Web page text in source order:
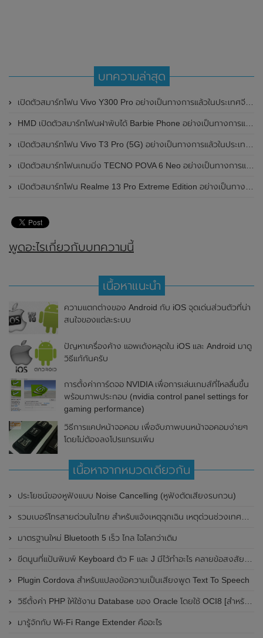
บทความล่าสุด
เปิดตัวสมาร์ทโฟน Vivo Y300 Pro อย่างเป็นทางการแล้วในประเทศจีน มาพร้อมดีไซน์พรีเมี่ยม ทนทาน และแบตเตอรี่สุดอึดขนาดใหญ่ 6,500mAh พร้อมรองรับการชาร์จไว 80W
HMD เปิดตัวสมาร์ทโฟนฝาพับได้ Barbie Phone อย่างเป็นทางการแล้ว มาพร้อมธีมสีชมพูสดใส
เปิดตัวสมาร์ทโฟน Vivo T3 Pro (5G) อย่างเป็นทางการแล้วในประเทศอินเดีย
เปิดตัวสมาร์ทโฟนเกมมิ่ง TECNO POVA 6 Neo อย่างเป็นทางการแล้วในประเทศไทย ในราคา 8,499 บาท
เปิดตัวสมาร์ทโฟน Realme 13 Pro Extreme Edition อย่างเป็นทางการแล้วในประเทศจีน
พูดอะไรเกี่ยวกับบทความนี้
เนื้อหาแนะนำ
ความแตกต่างของ Android กับ iOS จุดเด่นส่วนตัวที่น่า
สนใจของแต่ละระบบ
ปัญหาเครื่องค้าง แอพเด้งหลุดใน iOS และ Android มาดู
วิธีแก้กันครับ
การตั้งค่าการ์ดจอ NVIDIA เพื่อการเล่นเกมส์ที่ไหลลื่นขึ้น
พร้อมภาพประกอบ (nvidia control panel settings for
gaming performance)
วิธีการแคปหน้าจอคอม เพื่อจับภาพบนหน้าจอคอมง่ายๆ
โดยไม่ต้องลงโปรแกรมเพิ่ม
เนื้อหาจากหมวดเดียวกัน
ประโยชน์ของหูฟังแบบ Noise Cancelling (หูฟังตัดเสียงรบกวน)
รวมเบอร์โทรสายด่วนในไทย สำหรับแจ้งเหตุฉุกเฉิน เหตุด่วนช่วงเทศกาล เบอร์ธนาคาร และผู้ให้บริการต่างๆ
มาตรฐานใหม่ Bluetooth 5 เร็ว ไกล ไฉไลกว่าเดิม
ขีดนูนที่แป้นพิมพ์ Keyboard ตัว F และ J มีไว้ทำอะไร คลายข้อสงสัย ขีดที่ปุ่มบนคีย์บอร์ดคืออะไร
Plugin Cordova สำหรับแปลงข้อความเป็นเสียงพูด Text To Speech
วิธีตั้งค่า PHP ให้ใช้งาน Database ของ Oracle โดยใช้ OCI8 [สำหรับ Mac OSX]
มารู้จักกับ Wi-Fi Range Extender คืออะไร